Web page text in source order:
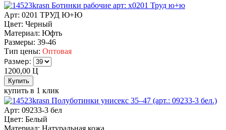
Ботинки рабочие арт: х0201 Труд ю+ю
Арт: 0201 ТРУД Ю+Ю
Цвет: Черный
Материал: Юфть
Размеры: 39-46
Тип цены: Оптовая
Размер:
1200,00 Ц
купить в 1 клик
Полуботинки унисекс 35–47 (арт.: 09233-3 бел.)
Арт: 09233-3 бел
Цвет: Белый
Материал: Натуральная кожа